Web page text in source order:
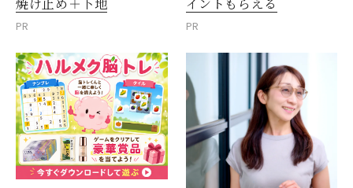
焼け止め＋下地
PR
イントもらえる
PR